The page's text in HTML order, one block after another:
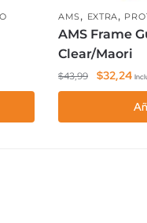
AMS, EXTRA,
AMS Frame
Clear/Maori
$43,99
El
precio
era:
$32,24El
es: